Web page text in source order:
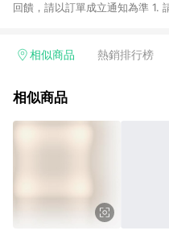
回饋，請以訂單成立通知為準 1. 請注意以下品類商品均無回饋：
電玩/遊戲/相機/單眼/鏡頭/拍立
的購回饋活動享Yahoo超贈點回
相似商品 熱銷排行榜
相似商品